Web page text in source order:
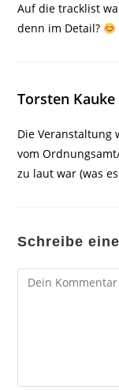
Auf die tracklist
denn im Detail?
Torsten Kauke
Die Veranstaltung
vom
zu laut war (was
Schreibe
Kommentar